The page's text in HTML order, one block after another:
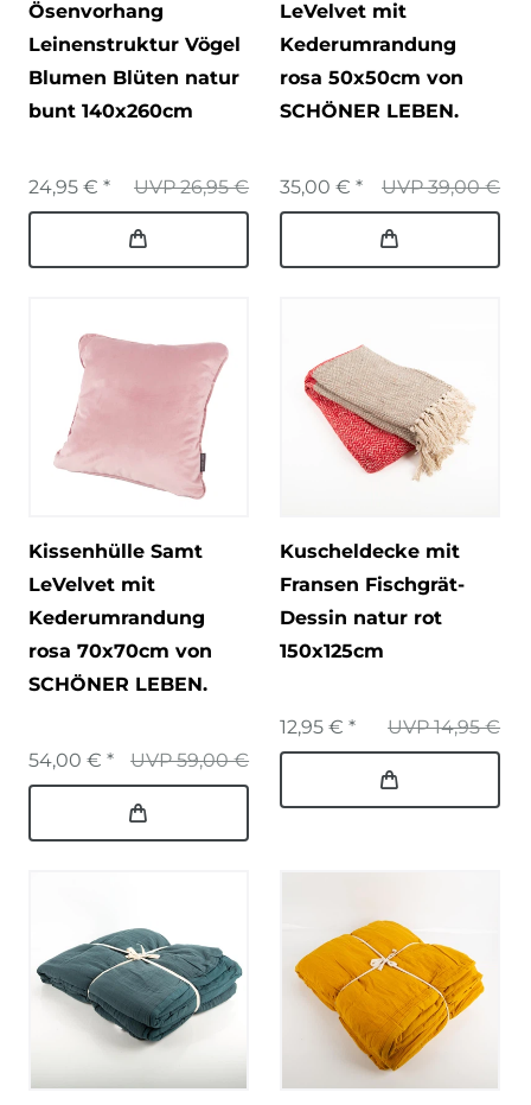
Ösenvorhang
Leinenstruktur Vögel
Blumen Blüten natur
bunt 140x260cm
UVP 26,95 €
24,95 € *
LeVelvet mit
Kederumrandung
rosa 50x50cm von
SCHÖNER LEBEN.
UVP 39,00 €
35,00 € *
Kissenhülle Samt
LeVelvet mit
Kederumrandung
rosa 70x70cm von
SCHÖNER LEBEN.
UVP 59,00 €
54,00 € *
Kuscheldecke mit
Fransen Fischgrät-
Dessin natur rot
150x125cm
UVP 14,95 €
12,95 € *